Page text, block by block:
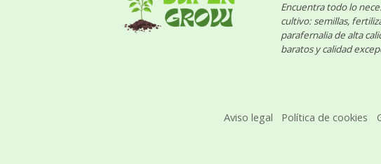
Encuentra todo lo
cultivo: semillas,
parafernalia de alta
baratos y calidad
Aviso legal Política de cookies